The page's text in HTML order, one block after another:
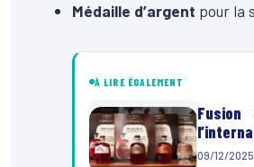
Médaille d’argent pour la
À LIRE ÉGALEMENT
Fusion
09/12/2025